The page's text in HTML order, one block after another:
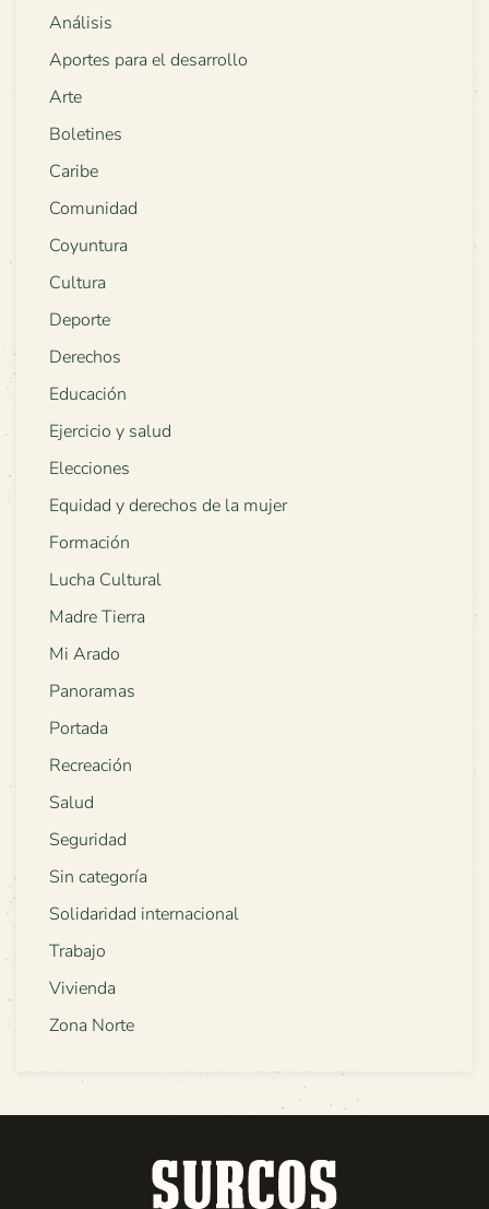
Análisis
Aportes para el desarrollo
Arte
Boletines
Caribe
Comunidad
Coyuntura
Cultura
Deporte
Derechos
Educación
Ejercicio y salud
Elecciones
Equidad y derechos de la mujer
Formación
Lucha Cultural
Madre Tierra
Mi Arado
Panoramas
Portada
Recreación
Salud
Seguridad
Sin categoría
Solidaridad internacional
Trabajo
Vivienda
Zona Norte